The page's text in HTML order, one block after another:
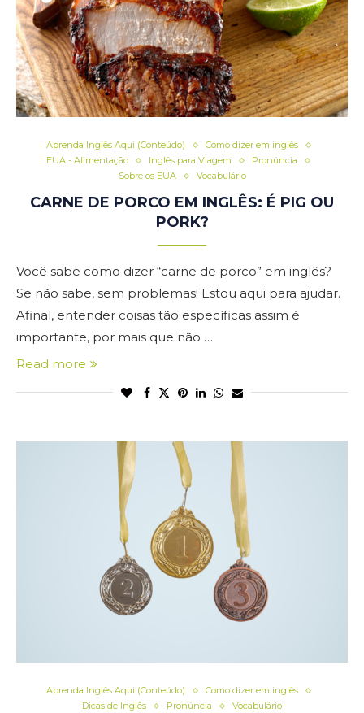
Aprenda Inglês Aqui (Conteúdo)
Como dizer em inglês
EUA - Alimentação
Inglês para Viagem
Pronúncia
Sobre os EUA
Vocabulário
CARNE DE PORCO EM INGLÊS: É PIG OU
PORK?
Você sabe como dizer “carne de porco” em inglês?
Se não sabe, sem problemas! Estou aqui para ajudar.
Afinal, entender coisas tão específicas assim é
importante, por mais que não …
Read more
Aprenda Inglês Aqui (Conteúdo)
Como dizer em inglês
Dicas de Inglês
Pronúncia Vocabulário